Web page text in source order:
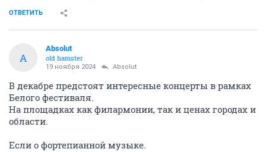
ОТВЕТИТЬ
A
Absolut
old hamster
19 ноября 2024 Absolut
В декабре предстоят интересные концерты в рамках
Белого фестиваля.
На площадках как филармонии, так и ценах городах и
области.
Если о фортепианной музыке.